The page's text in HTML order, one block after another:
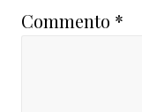
Commento *